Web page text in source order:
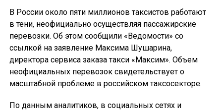
В России около пяти миллионов таксистов работают
в тени, неофициально осуществляя пассажирские
перевозки. Об этом сообщили «Ведомости» со
ссылкой на заявление Максима Шушарина,
директора сервиса заказа такси «Максим». Объем
неофициальных перевозок свидетельствует о
масштабной проблеме в российском таксосекторе.
По данным аналитиков, в социальных сетях и